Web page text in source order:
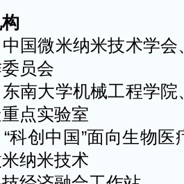
国微米纳米技术学
员会
南大学机械工程学
点实验室
“科创中国 ”面向生物医
纳米技术